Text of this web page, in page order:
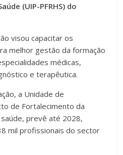
(UIP-PFRHS) do
visou capacitar os
melhor gestão da formação
médicas,
e terapêutica.
a Unidade de
de Fortalecimento da
prevê até 2028,
mil profissionais do sector